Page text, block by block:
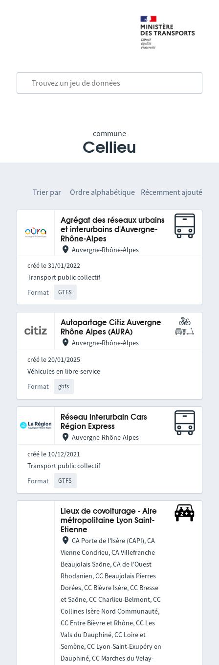
commune
Cellieu
Trier par Ordre alphabétique Récemment ajouté
Agrégat des réseaux urbains
et interurbains d'Auvergne-
Rhône-Alpes
Auvergne-Rhône-Alpes
créé le 31/01/2022
Format GTFS
Transport public collectif
Autopartage Citiz Auvergne
Rhône Alpes (AURA)
Auvergne-Rhône-Alpes
créé le 20/01/2025
Format gbfs
Véhicules en libre-service
Réseau interurbain Cars
Région Express
Auvergne-Rhône-Alpes
créé le 10/12/2021
Format GTFS
Transport public collectif
Lieux de covoiturage - Aire
métropolitaine Lyon Saint-
Etienne
CA Porte de l'Isère (CAPI), CA
Vienne Condrieu, CA Villefranche
Beaujolais Saône, CA de l'Ouest
Rhodanien, CC Beaujolais Pierres
Dorées, CC Bièvre Isère, CC Bresse
et Saône, CC Charlieu-Belmont, CC
Collines Isère Nord Communauté,
CC Entre Bièvre et Rhône, CC Les
Vals du Dauphiné, CC Loire et
Semène, CC Lyon-Saint-Exupéry en
Dauphiné, CC Marches du Velay-